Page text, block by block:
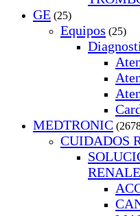
GE (25)
Equipos (25)
MEDTRONIC
CUIDADOS